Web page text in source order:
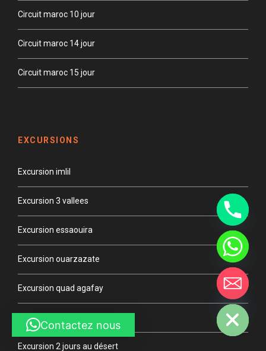
Circuit maroc 10 jour
Circuit maroc 14 jour
Circuit maroc 15 jour
EXCURSIONS
Excursion imlil
Excursion 3 vallees
Excursion essaouira
Excursion ouarzazate
Excursion quad agafay
Excursion cascade douzoud
Excursion 2 jours au désert
Contactez nous
H
I
D
C
H
A
T
Y